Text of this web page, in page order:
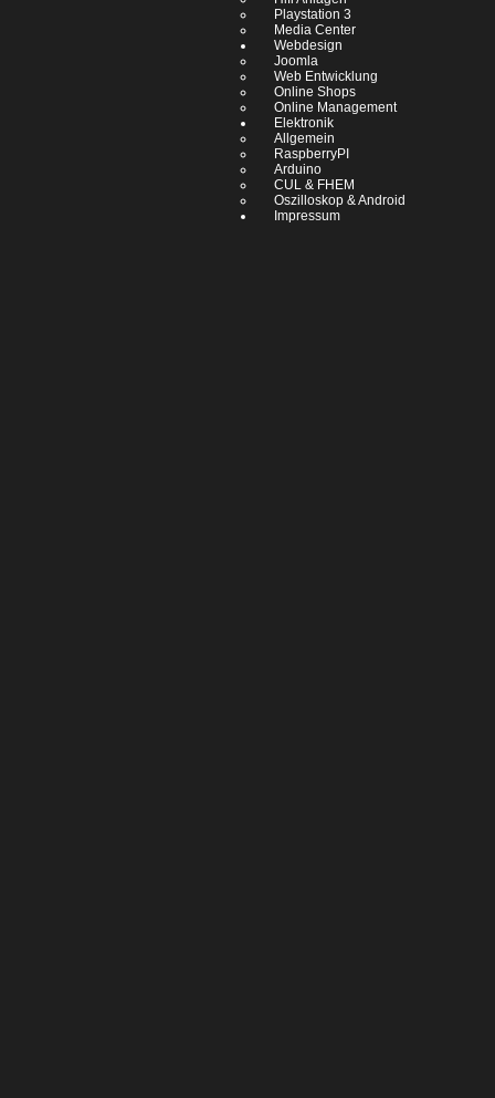
Playstation 3
Media Center
Webdesign
Joomla
Web Entwicklung
Online Shops
Online Management
Elektronik
Allgemein
RaspberryPI
Arduino
CUL & FHEM
Oszilloskop & Android
Impressum